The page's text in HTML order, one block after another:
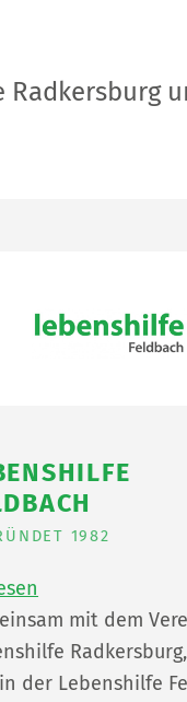
1982
mit dem
der Lebenshilfe